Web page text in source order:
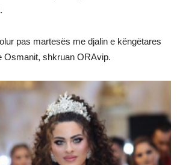
pas martesës me djalin e këngëtares
Osmanit, shkruan ORAvip.